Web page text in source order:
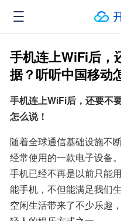
手机连上WiFi后，
据？听听中国移动
手机连上WiFi后，还要不
怎么说！
随着全球通信基础设施不
经常使用的一款电子设备
手机已经不再是以前只能
能手机，不但能满足我们
空闲生活带来了不少乐趣